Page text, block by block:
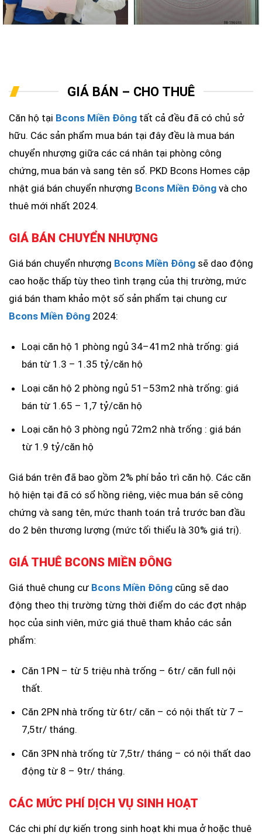
GIÁ BÁN – CHO THUÊ
Căn hộ tại Bcons Miền Đông tất cả đều đã có chủ sở
hữu. Các sản phẩm mua bán tại đây đều là mua bán
chuyển nhượng giữa các cá nhân tại phòng công
chứng, mua bán và sang tên sổ. PKD Bcons Homes cập
nhật giá bán chuyển nhượng Bcons Miền Đông và cho
thuê mới nhất 2024.
GIÁ BÁN CHUYỂN NHƯỢNG
Giá bán chuyển nhượng Bcons Miền Đông sẽ dao động
cao hoặc thấp tùy theo tình trạng của thị trường, mức
giá bán tham khảo một số sản phẩm tại chung cư
Bcons Miền Đông 2024:
Loại căn hộ 1 phòng ngủ 34–41m2 nhà trống: giá
bán từ 1.3 – 1.35 tỷ/căn hộ
Loại căn hộ 2 phòng ngủ 51–53m2 nhà trống: giá
bán từ 1.65 – 1,7 tỷ/căn hộ
Loại căn hộ 3 phòng ngủ 72m2 nhà trống : giá bán
từ 1.9 tỷ/căn hộ
Giá bán trên đã bao gồm 2% phí bảo trì căn hộ. Các căn
hộ hiện tại đã có sổ hồng riêng, việc mua bán sẽ công
chứng và sang tên, mức thanh toán trả trước ban đầu
do 2 bên thương lượng (mức tối thiểu là 30% giá trị).
GIÁ THUÊ BCONS MIỀN ĐÔNG
Giá thuê chung cư Bcons Miền Đông cũng sẽ dao
động theo thị trường từng thời điểm do các đợt nhập
học của sinh viên, mức giá thuê tham khảo các sản
phẩm:
Căn 1PN – từ 5 triệu nhà trống – 6tr/ căn full nội
thất.
Căn 2PN nhà trống từ 6tr/ căn – có nội thất từ 7 –
7,5tr/ tháng.
Căn 3PN nhà trống từ 7,5tr/ tháng – có nội thất dao
động từ 8 – 9tr/ tháng.
CÁC MỨC PHÍ DỊCH VỤ SINH HOẠT
Các chi phí dự kiến trong sinh hoạt khi mua ở hoặc thuê